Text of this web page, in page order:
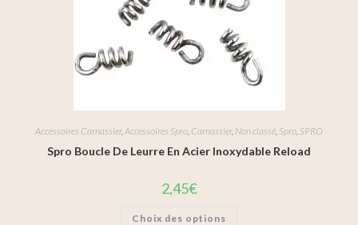
Accessoires Carnassier, Accessoires Spro Carnassier, Non classé Spro SPRO
Spro Boucle De Leurre En Acier Inoxydable Reload
2,45€
Choix des options